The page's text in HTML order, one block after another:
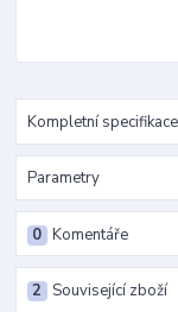
Kompletní specifikace
Parametry
Komentáře
0
Související zboží
2